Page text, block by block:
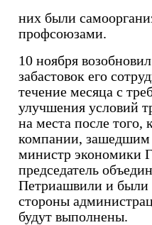
них были
профсоюзами.
10 ноября
забастовок его
течение месяца с
улучшения условий
на места после того,
компании, зашедшим
министр экономики
председатель
Петриашвили и были
стороны
будут выполнены.